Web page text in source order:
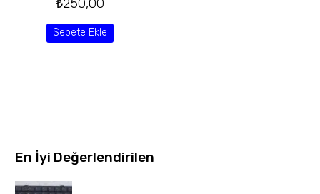
₺250,00
Sepete Ekle
En İyi Değerlendirilen